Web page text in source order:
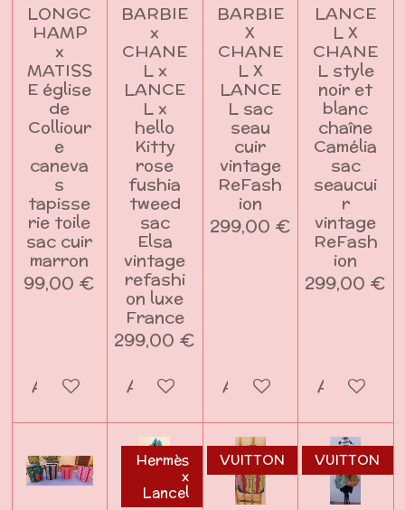
LONGC
HAMP
x
MATISS
E église
de
Colliour
e
caneva
s
tapisse
rie toile
sac cuir
marron
99,00 €
Ajouter au panier
BARBIE
x
CHANE
L x
LANCE
L x
hello
Kitty
rose
fushia
tweed
sac
Elsa
vintage
refashi
on luxe
France
299,00 €
Ajouter au panier
BARBIE
X
CHANE
L X
LANCE
L sac
seau
cuir
vintage
ReFash
ion
299,00 €
Ajouter au panier
LANCE
L X
CHANE
L style
noir et
blanc
chaîne
Camélia
sac
seaucui
r
vintage
ReFash
ion
299,00 €
Ajouter
Hermès
x
Lancel
VUITTON VUITTON